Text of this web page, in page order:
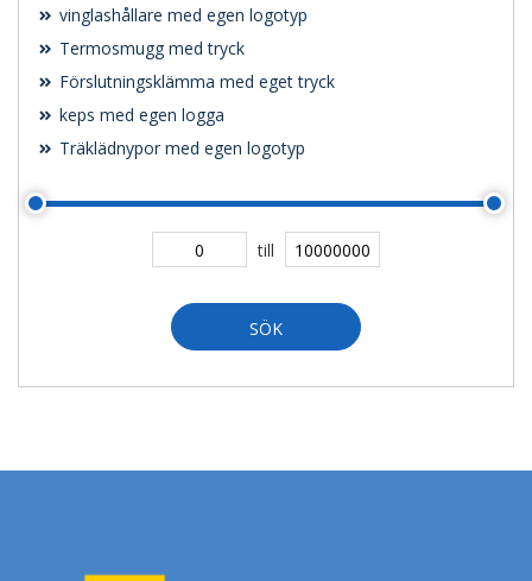
vinglashållare med egen logotyp
Termosmugg med tryck
Förslutningsklämma med eget tryck
keps med egen logga
Träklädnypor med egen logotyp
till
SÖK